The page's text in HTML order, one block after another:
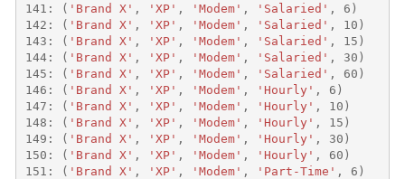
141 : ( 'Brand X' , 'XP' , 'Modem' , 'Salaried' , 6 )
142 : ( 'Brand X' , 'XP' , 'Modem' , 'Salaried' , 10 )
143 : ( 'Brand X' , 'XP' , 'Modem' , 'Salaried' , 15 )
144: ( 'Brand X' , 'XP' , 'Modem' , 'Salaried' , 30 )
145 : ( 'Brand X' , 'XP' , 'Modem' , 'Salaried' , 60 )
146 : ( 'Brand X' , 'XP' , 'Modem' , 'Hourly' , 6 )
147 : ( 'Brand X' , 'XP' , 'Modem' , 'Hourly' , 10 )
148 : ( 'Brand X' , 'XP' , 'Modem' , 'Hourly' , 15 )
149 : ( 'Brand X' , 'XP' , 'Modem' , 'Hourly' , 30 )
150 : ( 'Brand X' , 'XP' , 'Modem' , 'Hourly' , 60 )
151 : ( 'Brand X' , 'XP' , 'Modem' , 'Part-Time' , 6 )